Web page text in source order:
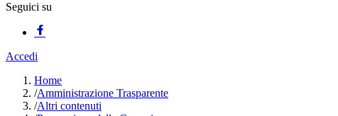
Seguici su
Accedi
Home
/Amministrazione Trasparente
/Altri contenuti